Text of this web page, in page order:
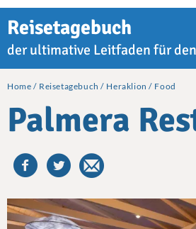
Reisetagebuch
der ultimative Leitfaden für
Home Reisetagebuch Heraklion Food
Palmera